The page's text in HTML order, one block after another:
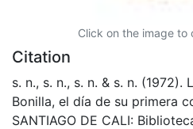
Click on the image to
Citation
s. n., s. n., s. n. & s. n. (1972).
Bonilla, el día de su primera
SANTIAGO DE CALI: